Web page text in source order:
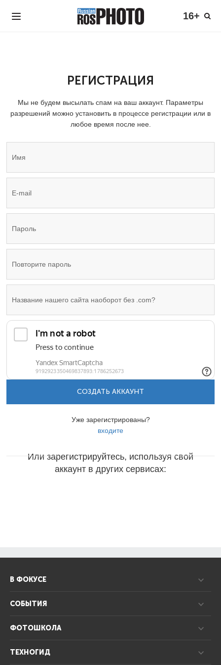
16+
РЕГИСТРАЦИЯ
Мы не будем высылать спам на ваш аккаунт. Параметры
разрешений можно установить в процессе регистрации или в
любое время после нее.
СОЗДАТЬ АККАУНТ
Уже зарегистрированы?
входите
Или зарегистрируйтесь, используя свой
аккаунт в других сервисах:
В ФОКУСЕ
СОБЫТИЯ
ФОТОШКОЛА
ТЕХНОГИД